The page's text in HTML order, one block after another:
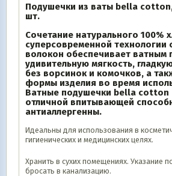
Подушечки из ваты bella cotton,
шт.
Сочетание натурального 100%
суперсовременной технологии
волокон обеспечивает ватным
удивительную мягкость,
без ворсинок и комочков, а
формы изделия во время
Ватные подушечки bella cotton
отличной впитывающей
антиаллергенны.
Идеальны для использования в
гигиенических и медицинских целях.
Хранить в сухих помещениях. Указание
бросать в канализацию.